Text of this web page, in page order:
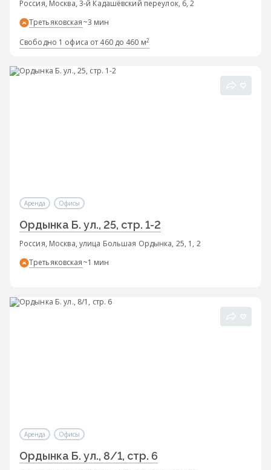
Россия, Москва, 3-й Кадашёвский переулок, 6, 2
Третьяковская~3 мин
Свободно 1 офиса от 460 до 460 м2
Аренда Офисы
Ордынка Б. ул., 25, стр. 1-2
Россия, Москва, улица Большая Ордынка, 25, 1, 2
Третьяковская~1 мин
Аренда Офисы
Ордынка Б. ул., 8/1, стр. 6